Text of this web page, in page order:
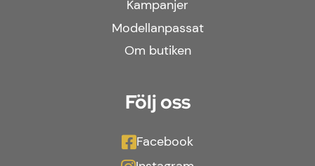
Kampanjer
Modellanpassat
Om butiken
Följ oss
Facebook